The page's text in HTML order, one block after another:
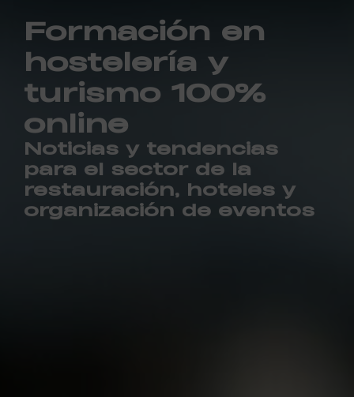
Formación en
hostelería y
turismo 100%
online
Noticias y tendencias
para el sector de la
restauración, hoteles y
organización de eventos